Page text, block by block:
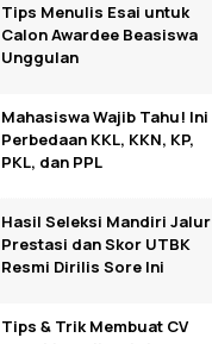
Tips Menulis Esai untuk
Calon Awardee Beasiswa
Unggulan
Mahasiswa Wajib Tahu! Ini
Perbedaan KKL, KKN, KP,
PKL, dan PPL
Hasil Seleksi Mandiri Jalur
Prestasi dan Skor UTBK
Resmi Dirilis Sore Ini
Tips & Trik Membuat CV